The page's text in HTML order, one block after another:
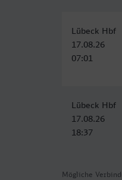
Mögliche
Lübeck Hbf
17.08.26
07:01
Lübeck Hbf
17.08.26
18:37